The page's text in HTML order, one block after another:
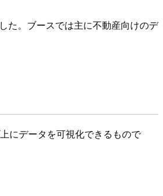
た。ブースでは主に不動産向けのデ
にデータを可視化できるもので